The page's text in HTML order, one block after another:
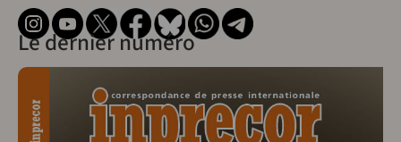
Le dernier numéro